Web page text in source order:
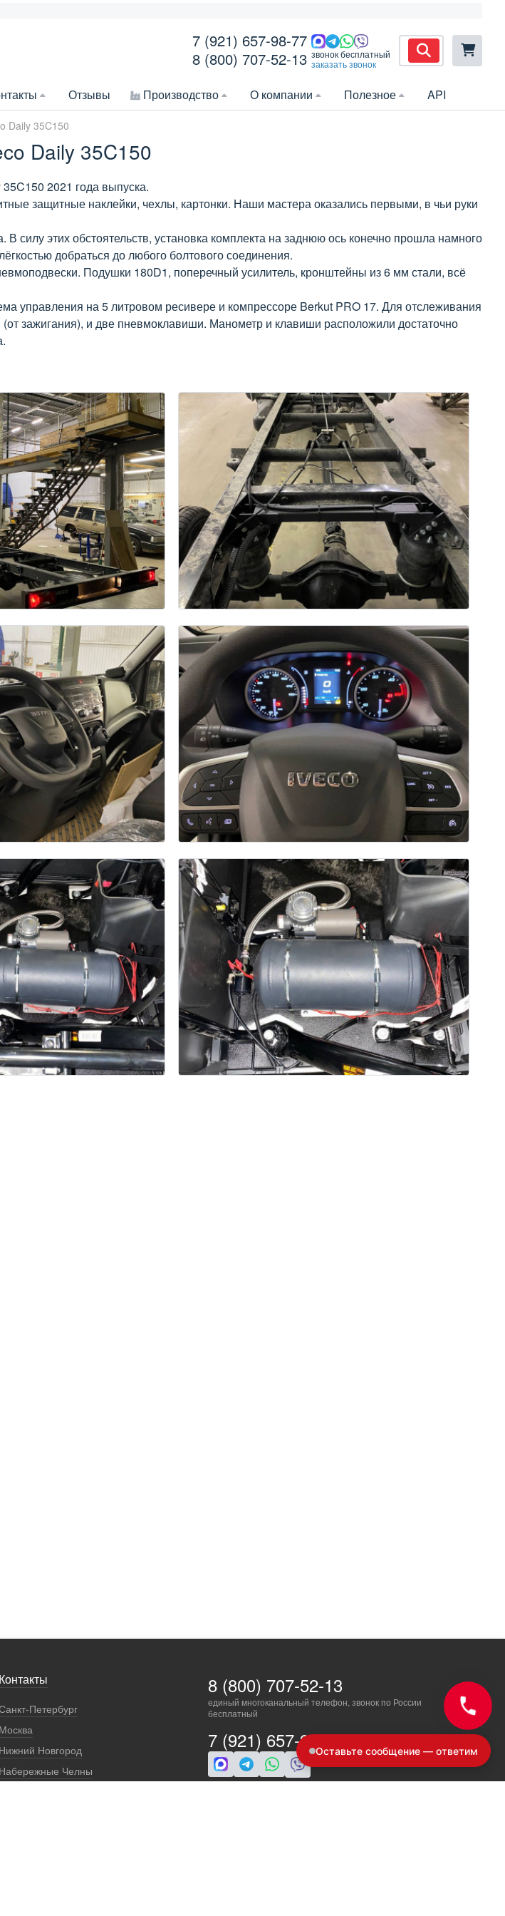
7 (921) 657-98-77
8 (800) 707-52-13 звонок бесплатный
заказать звонок
Отзывы Производство О компании Полезное API
Daily 35C150
Daily 35C150
2021 года выпуска.
защитные наклейки, чехлы, картонки. Наши мастера оказались первыми, в чьи руки
силу этих обстоятельств, установка комплекта на заднюю ось конечно прошла намного
добраться до любого болтового соединения.
Подушки 180D1, поперечный усилитель, кронштейны из 6 мм стали, всё
управления на 5 литровом ресивере и компрессоре Berkut PRO 17. Для отслеживания
зажигания), и две пневмоклавиши. Манометр и клавиши расположили достаточно
Контакты
Петербург
Москва
Нижний Новгород
Набережные Челны
8 (800) 707-52-13
единый многоканальный телефон, звонок по России
бесплатный
7 (921) 657-98-77Оставьте сообщение — ответим